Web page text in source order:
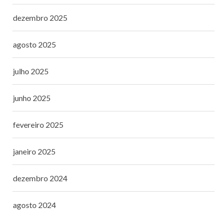
dezembro 2025
agosto 2025
julho 2025
junho 2025
fevereiro 2025
janeiro 2025
dezembro 2024
agosto 2024